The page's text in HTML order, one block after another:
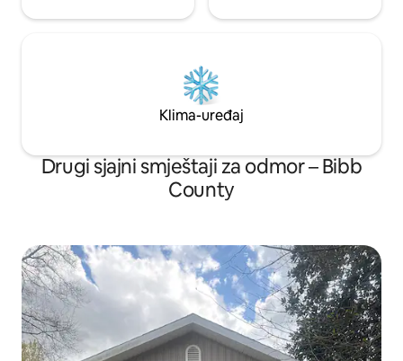
Klima-uređaj
Drugi sjajni smještaji za odmor – Bibb
County